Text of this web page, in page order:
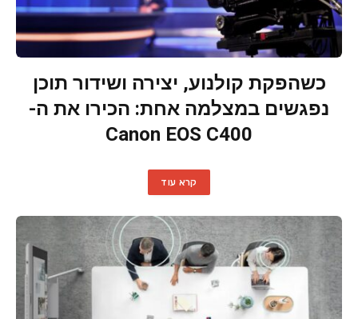
כשהפקת קולנוע, יצירה ושידור תוכן
נפגשים במצלמה אחת: הכירו את ה-
Canon EOS C400
קרא עוד